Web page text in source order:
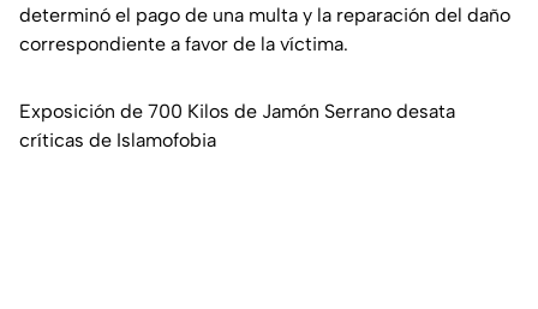
determinó el pago de una multa y la reparación del daño
correspondiente a favor de la víctima.
Exposición de 700 Kilos de Jamón Serrano desata
críticas de Islamofobia